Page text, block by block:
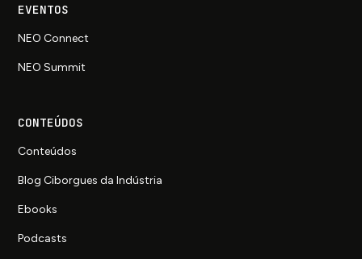
EVENTOS
NEO Connect
NEO Summit
CONTEÚDOS
Conteúdos
Blog Ciborgues da Indústria
Ebooks
Podcasts